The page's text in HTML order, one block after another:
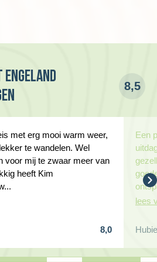
Engeland
8,5
met erg mooi warm weer,
te wandelen. Wel
voor mij te zwaar meer van
heeft Kim
8,0
Een
lees